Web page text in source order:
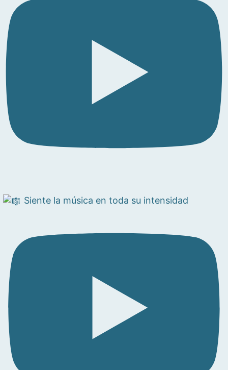
Siente la música en toda su intensidad